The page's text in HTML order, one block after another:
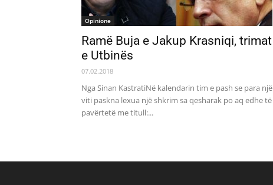
Opinione
Ramë Buja e Jakup Krasniqi, trimat
e Utbinës
07.02.2018
Nga Sinan KastratiNë kalendarin tim e pash se para një
viti paskna lexua një shkrim sa qesharak po aq edhe të
pavërtetë me titull:...